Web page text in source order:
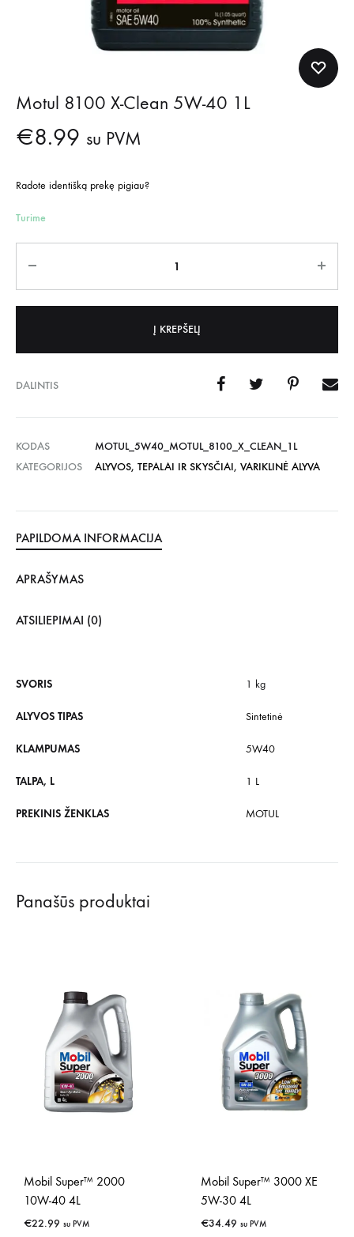
Motul 8100 X-Clean 5W-40 1L
€8.99 su PVM
Radote identišką prekę pigiau?
Turime
Į KREPŠELĮ
DALINTIS
KODAS
MOTUL_5W40_MOTUL_8100_X_CLEAN_1L
KATEGORIJOS
ALYVOS, TEPALAI IR SKYSČIAI, VARIKLINĖ ALYVA
PAPILDOMA INFORMACIJA
APRAŠYMAS
ATSILIEPIMAI (0)
SVORIS 1 kg
ALYVOS TIPAS Sintetinė
KLAMPUMAS 5W40
TALPA, L 1 L
PREKINIS ŽENKLAS MOTUL
Panašūs produktai
Mobil Super™ 2000
10W-40 4L
€22.99 su PVM
Mobil Super™ 3000 XE
5W-30 4L
€34.49 su PVM